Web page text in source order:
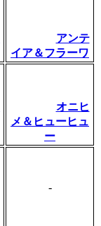
アンテ
イア＆フラーワ
オニヒ
メ＆ヒューヒュ
ー
-